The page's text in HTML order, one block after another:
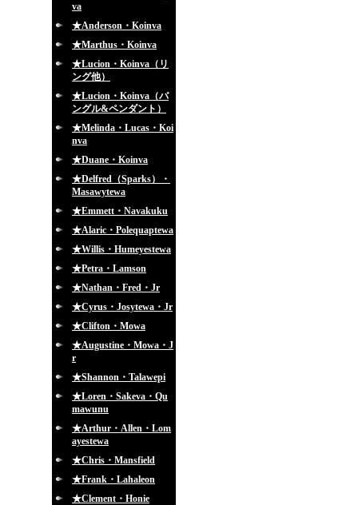
va
★Anderson・Koinva
★Marthus・Koinva
★Lucion・Koinva（リ
ング他）
★Lucion・Koinva（バ
ングル&ペンダント）
★Melinda・Lucas・Koi
nva
★Duane・Koinva
★Delfred（Sparks）・
Masawytewa
★Emmett・Navakuku
★Alaric・Polequaptewa
★Willis・Humeyestewa
★Petra・Lamson
★Nathan・Fred・Jr
★Cyrus・Josytewa・Jr
★Clifton・Mowa
★Augustine・Mowa・J
r
★Shannon・Talawepi
★Loren・Sakeva・Qu
mawunu
★Arthur・Allen・Lom
ayestewa
★Chris・Mansfield
★Frank・Lahaleon
★Clement・Honie